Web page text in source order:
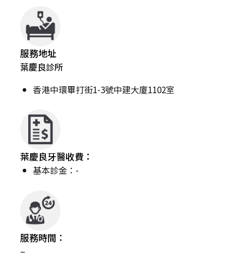
服務地址
葉慶良診所
香港中環畢打街1-3號中建大廈1102室
葉慶良牙醫收費：
基本診金：-
服務時間：
–